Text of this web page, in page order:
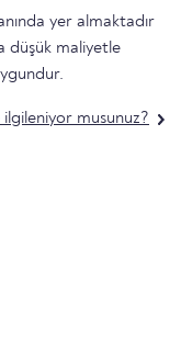
yer almaktadır
düşük maliyetle
musunuz?